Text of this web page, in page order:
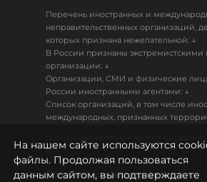
Перечень иностранных и
неправительственных организаций,
которых признана нежелательной: ↓
В России признаны
организации: ↓
Организации, СМИ и физические
России иностранными агентами: ↓
Список организаций, в том числе
международных, признанных
18+
Политика конфиденциальности
На нашем сайте используются
файлы. Продолжая пользоваться
данным сайтом, вы подтверждаете